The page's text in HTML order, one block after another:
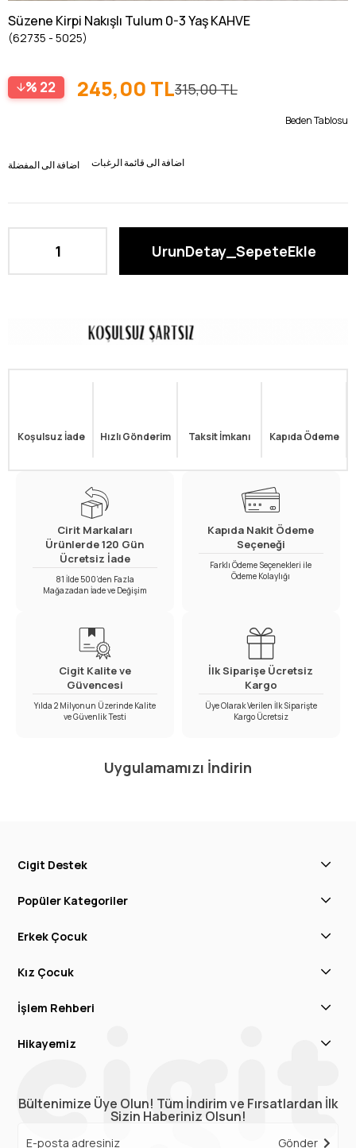
Süzene Kirpi Nakışlı Tulum 0-3 Yaş KAHVE
(62735 - 5025)
22 315,00 TL
245,00 TL
Beden Tablosu
اضافة الى المفضلة اضافة الى قائمة الرغبات
Koşulsuz İade Hızlı Gönderim Taksit İmkanı Kapıda Ödeme
Cirit Markaları
Ürünlerde 120 Gün
Ücretsiz İade
81 İlde 500’den Fazla
Mağazadan İade ve Değişim
Kapıda Nakit Ödeme
Seçeneği
Farklı Ödeme Seçenekleri ile
Ödeme Kolaylığı
Cigit Kalite ve
Güvencesi
Yılda 2 Milyonun Üzerinde Kalite
ve Güvenlik Testi
İlk Siparişe Ücretsiz
Kargo
Üye Olarak Verilen İlk Siparişte
Kargo Ücretsiz
Uygulamamızı İndirin
Cigit Destek
Popüler Kategoriler
Erkek Çocuk
Kız Çocuk
İşlem Rehberi
Hikayemiz
Bültenimize Üye Olun! Tüm İndirim ve Fırsatlardan İlk
Sizin Haberiniz Olsun!
Gönder